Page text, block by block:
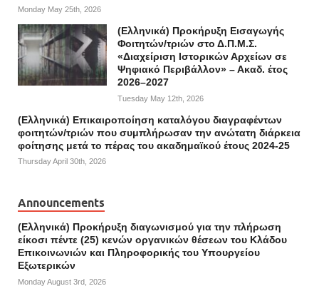
Monday May 25th, 2026
(Ελληνικά) Προκήρυξη Εισαγωγής
Φοιτητών/τριών στο Δ.Π.Μ.Σ.
«Διαχείριση Ιστορικών Αρχείων σε
Ψηφιακό Περιβάλλον» – Ακαδ. έτος
2026–2027
Tuesday May 12th, 2026
(Ελληνικά) Επικαιροποίηση καταλόγου διαγραφέντων
φοιτητών/τριών που συμπλήρωσαν την ανώτατη διάρκεια
φοίτησης μετά το πέρας του ακαδημαϊκού έτους 2024-25
Thursday April 30th, 2026
Announcements
(Ελληνικά) Προκήρυξη διαγωνισμού για την πλήρωση
είκοσι πέντε (25) κενών οργανικών θέσεων του Κλάδου
Επικοινωνιών και Πληροφορικής του Υπουργείου
Εξωτερικών
Monday August 3rd, 2026